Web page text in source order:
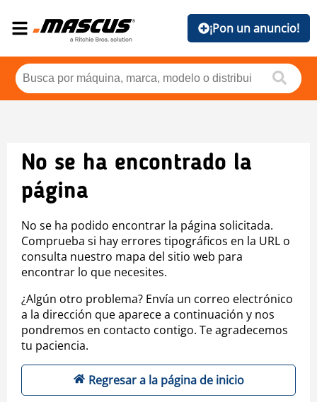
¡Pon un anuncio!
No se ha encontrado la
página
No se ha podido encontrar la página solicitada.
Comprueba si hay errores tipográficos en la URL o
consulta nuestro mapa del sitio web para
encontrar lo que necesites.
¿Algún otro problema? Envía un correo electrónico
a la dirección que aparece a continuación y nos
pondremos en contacto contigo. Te agradecemos
tu paciencia.
Regresar a la página de inicio